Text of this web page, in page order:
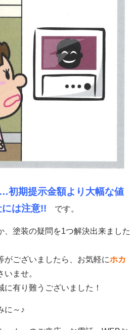
初期提示金額より大幅な値
は注意!! です。
、塗装の疑問を1つ解決出来ました
がございましたら、お気軽にホカ
ませ。
有り難うございました！
に～♪